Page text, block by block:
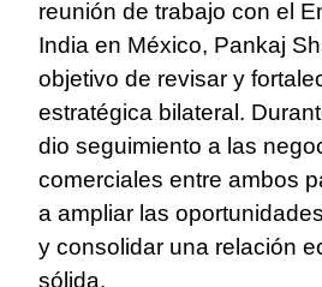
reunión de trabajo con el
India en México, Pankaj
objetivo de revisar y
estratégica bilateral.
dio seguimiento a las
comerciales entre ambos
a ampliar las
y consolidar una relación
sólida.